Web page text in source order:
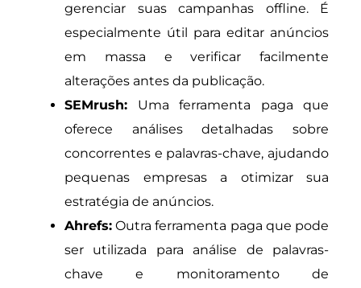
gerenciar suas campanhas offline. É
especialmente útil para editar anúncios
em massa e verificar facilmente
alterações antes da publicação.
SEMrush: Uma ferramenta paga que
oferece análises detalhadas sobre
concorrentes e palavras-chave, ajudando
pequenas empresas a otimizar sua
estratégia de anúncios.
Ahrefs: Outra ferramenta paga que pode
ser utilizada para análise de palavras-
chave e monitoramento de